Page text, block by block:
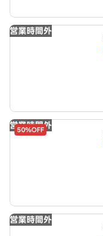
営業時間外
営業時間外
50%OFF
営業時間外